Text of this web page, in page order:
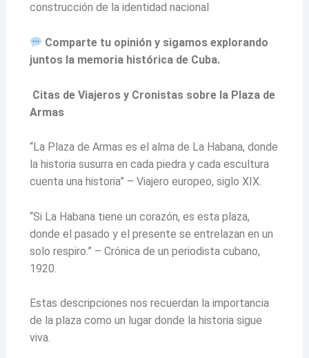
construcción de la identidad nacional
Comparte tu opinión y sigamos explorando
juntos la memoria histórica de Cuba.
Citas de Viajeros y Cronistas sobre la Plaza de
Armas
“La Plaza de Armas es el alma de La Habana, donde
la historia susurra en cada piedra y cada escultura
cuenta una historia” – Viajero europeo, siglo XIX.
“Si La Habana tiene un corazón, es esta plaza,
donde el pasado y el presente se entrelazan en un
solo respiro.” – Crónica de un periodista cubano,
1920.
Estas descripciones nos recuerdan la importancia
de la plaza como un lugar donde la historia sigue
viva.